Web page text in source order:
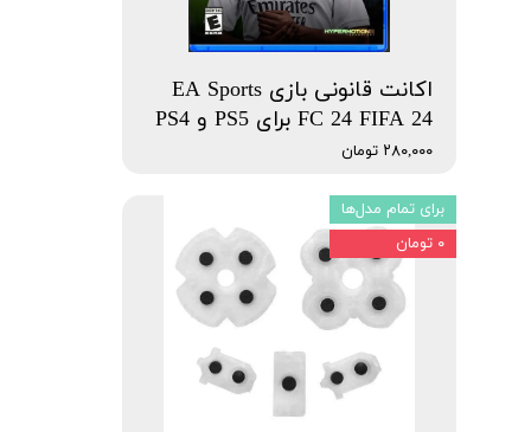
اکانت قانونی بازی EA Sports
FC 24 FIFA 24 برای PS5 و PS4
۲۸۰,۰۰۰ تومان
برای تمام مدل‌ها
۰ تومان